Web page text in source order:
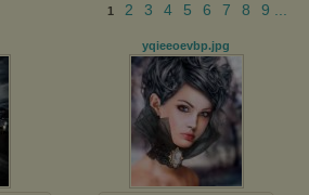
1 2 3 4 5 6 7 8 9 ...
yqieeoevbp.jpg